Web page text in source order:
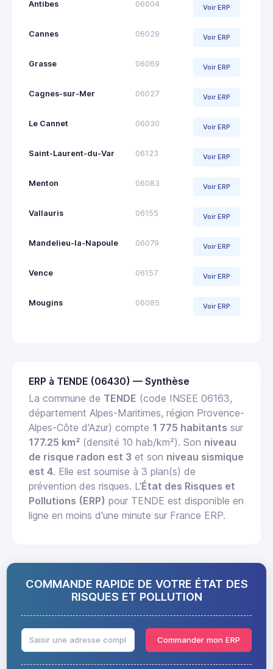
Antibes 06004 Voir ERP
Cannes 06029 Voir ERP
Grasse 06069 Voir ERP
Cagnes-sur-Mer 06027 Voir ERP
Le Cannet 06030 Voir ERP
Saint-Laurent-du-Var 06123 Voir ERP
Menton 06083 Voir ERP
Vallauris 06155 Voir ERP
Mandelieu-la-Napoule 06079 Voir ERP
Vence 06157 Voir ERP
Mougins 06085 Voir ERP
ERP à TENDE (06430) — Synthèse
La commune de TENDE (code INSEE 06163,
département Alpes-Maritimes, région Provence-
Alpes-Côte d'Azur) compte 1 775 habitants sur
177.25 km² (densité 10 hab/km²). Son niveau
de risque radon est 3 et son niveau sismique
est 4. Elle est soumise à 3 plan(s) de
prévention des risques. L'État des Risques et
Pollutions (ERP) pour TENDE est disponible en
ligne en moins d'une minute sur France ERP.
COMMANDE RAPIDE DE VOTRE ÉTAT DES
RISQUES ET POLLUTION
Commander mon ERP